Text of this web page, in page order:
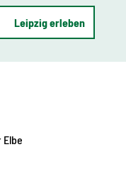
Leipzig erleben